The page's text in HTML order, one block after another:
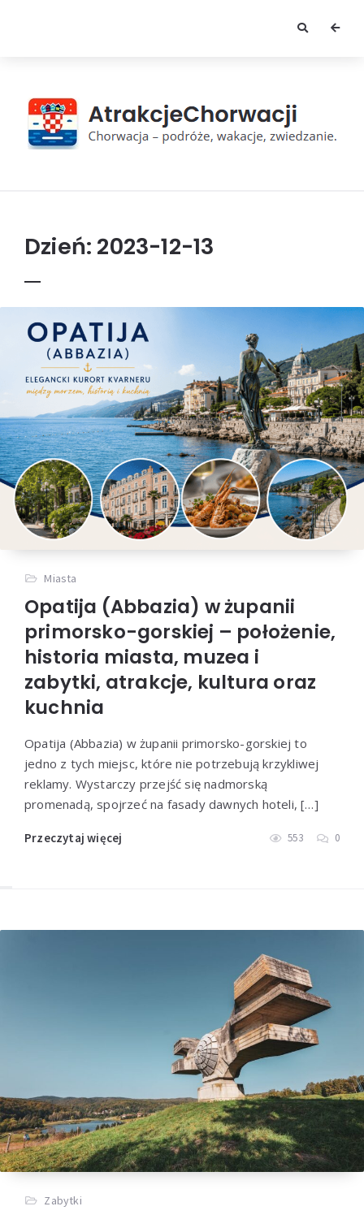
Dzień: 2023-12-13
Miasta
Opatija (Abbazia) w żupanii
primorsko-gorskiej – położenie,
historia miasta, muzea i
zabytki, atrakcje, kultura oraz
kuchnia
Opatija (Abbazia) w żupanii primorsko-gorskiej to
jedno z tych miejsc, które nie potrzebują krzykliwej
reklamy. Wystarczy przejść się nadmorską
promenadą, spojrzeć na fasady dawnych hoteli, […]
Przeczytaj więcej 553 0
Zabytki